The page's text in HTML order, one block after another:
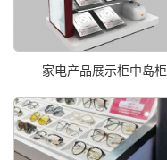
家电产品展示柜中岛柜